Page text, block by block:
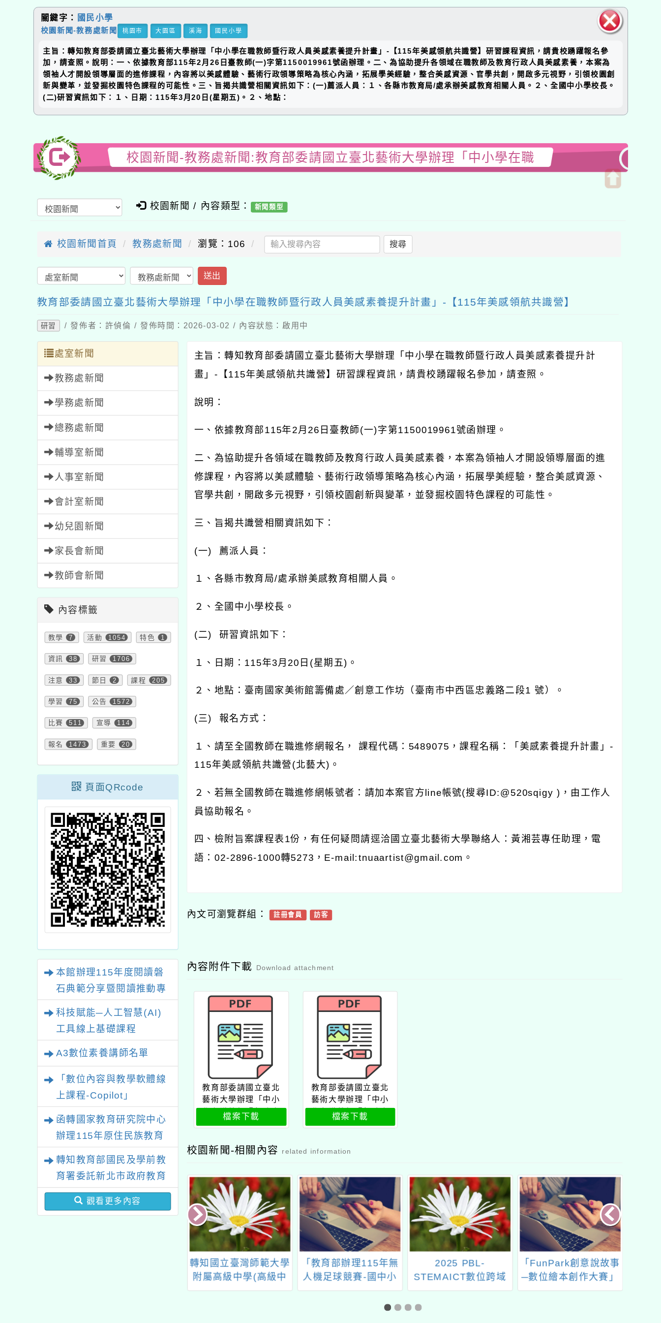
塊
關鍵字： 國民小學
校園新聞-教務處新聞 桃園市 大園區 溪海 國民小學
主旨：轉知教育部委請國立臺北藝術大學辦理「中小學在職教師暨行政人員美感素養提升計畫」-【115年美感領航共識營】研習課程資訊，請貴校踴躍報名參
加，請查照。說明：一、依據教育部115年2月26日臺教師(一)字第1150019961號函辦理。二、為協助提升各領域在職教師及教育行政人員美感素養，本案為
領袖人才開設領導層面的進修課程，內容將以美感體驗、藝術行政領導策略為核心內涵，拓展學美經驗，整合美感資源、官學共創，開啟多元視野，引領校園創
新與變革，並發掘校園特色課程的可能性。三、旨揭共識營相關資訊如下：(一)薦派人員：１、各縣市教育局/處承辦美感教育相關人員。２、全國中小學校長。
(二)研習資訊如下：１、日期：115年3月20日(星期五)。２、地點：
校園新聞-教務處新聞:教育部委請國立臺北藝術大學辦理「中小學在職
校園新聞 / 內容類型： 新聞類型
校園新聞首頁 教務處新聞 瀏覽：106 搜尋
送出
教育部委請國立臺北藝術大學辦理「中小學在職教師暨行政人員美感素養提升計畫」-【115年美感領航共識營】
研習 / 發佈者：許偵倫 / 發佈時間：2026-03-02 / 內容狀態：啟用中
處室新聞
教務處新聞
學務處新聞
總務處新聞
輔導室新聞
人事室新聞
會計室新聞
幼兒園新聞
家長會新聞
教師會新聞
內容標籤
教學 7 活動 1054 特色 1
資訊 38 研習 1706
注意 33 節日 2 課程 205
學習 75 公告 1572
比賽 511 宣導 114
報名 1473 重要 20
頁面QRcode
本館辦理115年度閱讀磐
石典範分享暨閱讀推動專
科技賦能─人工智慧(AI)
工具線上基礎課程
A3數位素養講師名單
「數位內容與教學軟體線
上課程-Copilot」
函轉國家教育研究院中心
辦理115年原住民族教育
育國際趨勢與發展」
轉知教育部國民及學前教
育署委託新北市政府教育
局辦理「115年度教師專
業成長研習實施計畫－夢
觀看更多內容
主旨：轉知教育部委請國立臺北藝術大學辦理「中小學在職教師暨行政人員美感素養提升計
畫」 - 【115年美感領航共識營】研習課程資訊，請貴校踴躍報名參加，請查照。
說明：
一、依據教育部115年2月 26 日臺教師(一)字第1150019961號函辦理。
二、為協助提升各領域在職教師及教育行政人員美感素養，本案為領袖人才開設領導層面的進
修課程，內容將以美感體驗、藝術行政領導策略為核心內涵，拓展學美經驗，整合美感資源、
官學共創，開啟多元視野，引領校園創新與變革，並發掘校園特色課程的可能性。
三、旨揭共識營相關資訊如下：
(一) 薦派人員：
１、各縣市教育局/處承辦美感教育相關人員。
２、全國中小學校長。
(二) 研習資訊如下：
１、日期： 115年3月 20 日 (星期五) 。
２、地點：臺南國家美術館籌備處／創意工作坊（臺南市中西區忠義路二段1號）。
(三) 報名方式：
１、請至全國教師在職進修網報名， 課程代碼： 5489075 ，課程名稱：「美感素養提升計畫」-
115年美感領航共識營(北藝大) 。
２、若無全國教師在職進修網帳號者：請加本案官方 line帳號(搜尋ID:@520sqigy ) ，由工作人
員協助報名。
四、檢附旨案課程表1份，有任何疑問請逕洽國立臺北藝術大學聯絡人：黃湘芸專任助理，電
語： 02-2896-1000轉5273 ， E-mail:tnuaartist@gmail.com 。
內文可瀏覽群組： 註冊會員 訪客
內容附件下載 Download attachment
教育部委請國立臺北
藝術大學辦理「中小
學在職教師暨行政人
員美感素養提升計
共識營】公文
檔案下載
教育部委請國立臺北
藝術大學辦理「中小
學在職教師暨行政人
員美感素養提升計
共識營】課程表
檔案下載
校園新聞-相關內容 related information
轉知國立臺灣師範大學
附屬高級中學(高級中
等學校探究與實作課程
「教育部辦理115年無
人機足球競賽-國中小
組」
2025 PBL-
STEMAICT數位跨域
教育年會/教師創新教
「FunPark創意說故事
─數位繪本創作大賽」